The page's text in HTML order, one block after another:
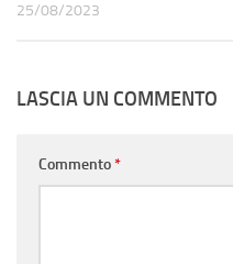
25/08/2023
LASCIA UN COMMENTO
Commento*